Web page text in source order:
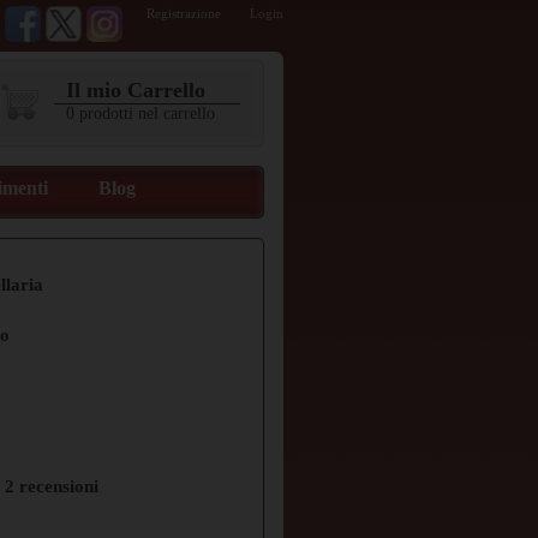
Registrazione Login
Il mio Carrello
0 prodotti nel carrello
Blog
2 recensioni